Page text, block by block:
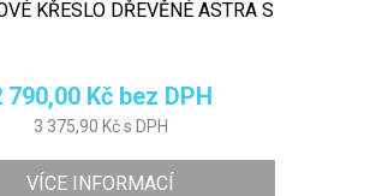
KŘESLO DŘEVĚNÉ ASTRA S
790,00 Kč bez DPH
3 375,90 Kč s DPH
VÍCE INFORMACÍ